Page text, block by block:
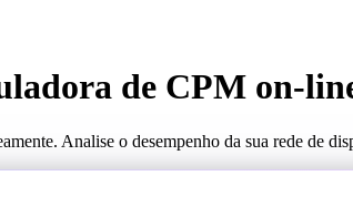
de CPM on-
Analise o desempenho da sua rede de